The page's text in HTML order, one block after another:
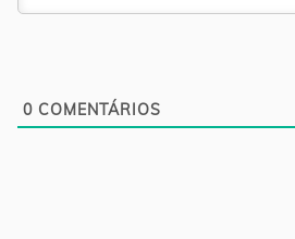
0 COMENTÁRIOS